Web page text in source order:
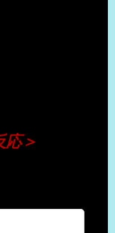
応＞